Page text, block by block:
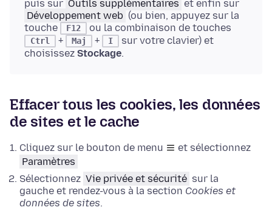
puis sur Outils supplémentaires et enfin sur
Développement web (ou bien, appuyez sur la
touche
F12 ou la combinaison de touches
Ctrl + Maj + I
sur votre clavier) et
choisissez Stockage.
Effacer tous les cookies, les données
de sites et le cache
Cliquez sur le bouton de menu
et sélectionnez
Paramètres
Sélectionnez Vie privée et sécurité sur la
gauche et rendez-vous à la section Cookies et
données de sites.